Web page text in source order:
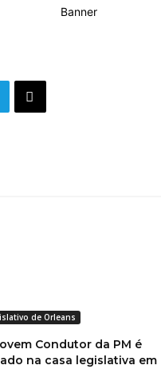
de Orleans
Condutor da PM é
na casa legislativa em